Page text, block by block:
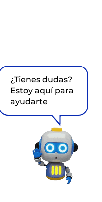
¿Tienes dudas?
Estoy aquí para
ayudarte